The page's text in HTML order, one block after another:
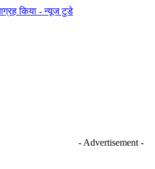
- Advertisement -